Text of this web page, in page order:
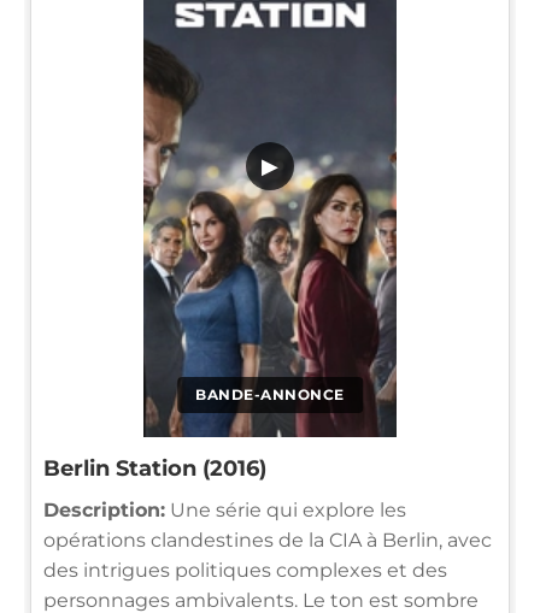
BANDE-ANNONCE
▶
Berlin Station (2016)
Description: Une série qui explore les
opérations clandestines de la CIA à Berlin, avec
des intrigues politiques complexes et des
personnages ambivalents. Le ton est sombre